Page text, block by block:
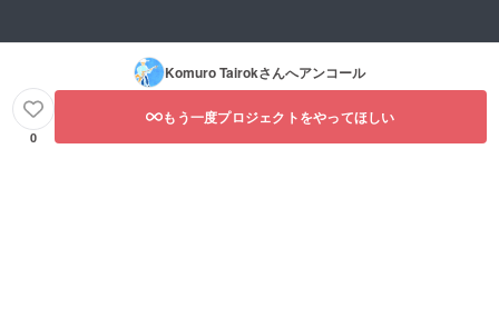
Komuro Tairokさんへアンコール
0
もう一度プロジェクトをやってほしい